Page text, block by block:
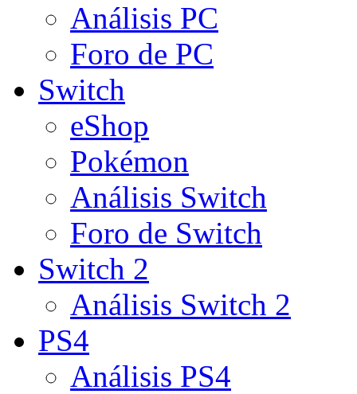
Análisis PC
Foro de PC
Switch
eShop
Pokémon
Análisis Switch
Foro de Switch
Switch 2
Análisis Switch 2
PS4
Análisis PS4